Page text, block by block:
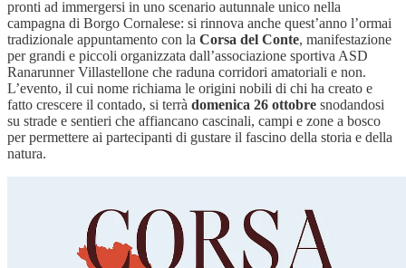
pronti ad immergersi in uno scenario autunnale unico nella
campagna di Borgo Cornalese: si rinnova anche quest’anno l’ormai
tradizionale appuntamento con la Corsa del Conte, manifestazione
per grandi e piccoli organizzata dall’associazione sportiva ASD
Ranarunner Villastellone che raduna corridori amatoriali e non.
L’evento, il cui nome richiama le origini nobili di chi ha creato e
fatto crescere il contado, si terrà domenica 26 ottobre snodandosi
su strade e sentieri che affiancano cascinali, campi e zone a bosco
per permettere ai partecipanti di gustare il fascino della storia e della
natura.